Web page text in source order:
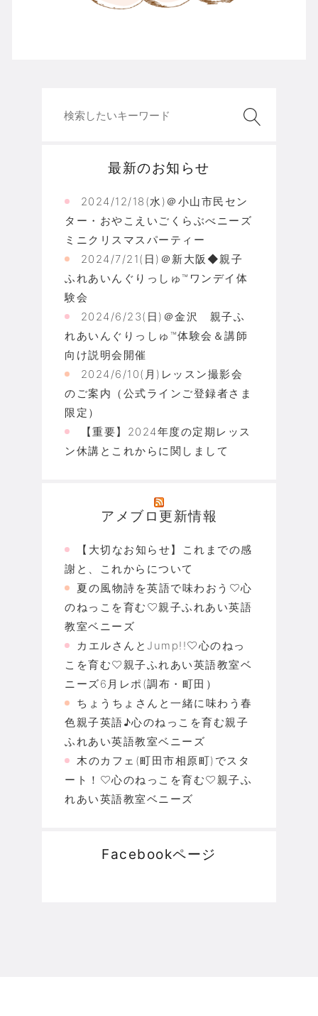
最新のお知らせ
2024/12/18(水)＠小山市民セン
ター・おやこえいごくらぶべニーズ
ミニクリスマスパーティー
2024/7/21(日)＠新大阪◆親子
ふれあいんぐりっしゅ™ワンデイ体
験会
2024/6/23(日)＠金沢 親子ふ
れあいんぐりっしゅ™体験会＆講師
向け説明会開催
2024/6/10(月)レッスン撮影会
のご案内（公式ラインご登録者さま
限定）
【重要】2024年度の定期レッス
ン休講とこれからに関しまして
アメブロ更新情報
【大切なお知らせ】これまでの感
謝と、これからについて
夏の風物詩を英語で味わおう♡心
のねっこを育む♡親子ふれあい英語
教室ベニーズ
カエルさんとJump!!♡心のねっ
こを育む♡親子ふれあい英語教室ベ
ニーズ6月レポ(調布・町田）
ちょうちょさんと一緒に味わう春
色親子英語♪心のねっこを育む親子
ふれあい英語教室ベニーズ
木のカフェ(町田市相原町)でスタ
ート！♡心のねっこを育む♡親子ふ
れあい英語教室ベニーズ
Facebookページ